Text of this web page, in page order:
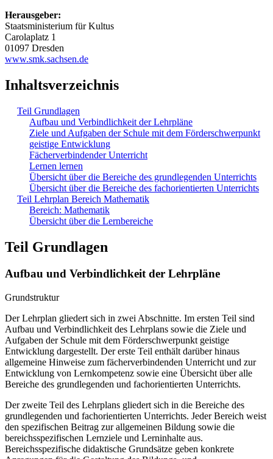
Herausgeber:
Staatsministerium für Kultus
Carolaplatz 1
01097 Dresden
www.smk.sachsen.de
Inhaltsverzeichnis
Teil Grundlagen
Aufbau und Verbindlichkeit der Lehrpläne
Ziele und Aufgaben der Schule mit dem Förderschwerpunkt
geistige Entwicklung
Fächerverbindender Unterricht
Lernen lernen
Übersicht über die Bereiche des grundlegenden Unterrichts
Übersicht über die Bereiche des fachorientierten Unterrichts
Teil Lehrplan Bereich Mathematik
Bereich: Mathematik
Übersicht über die Lernbereiche
Teil Grundlagen
Aufbau und Verbindlichkeit der Lehrpläne
Grundstruktur
Der Lehrplan gliedert sich in zwei Abschnitte. Im ersten Teil sind
Aufbau und Verbindlichkeit des Lehrplans sowie die Ziele und
Aufgaben der Schule mit dem Förderschwerpunkt geistige
Entwicklung dargestellt. Der erste Teil enthält darüber hinaus
allgemeine Hinweise zum fächerverbindenden Unterricht und zur
Entwicklung von Lernkompetenz sowie eine Übersicht über alle
Bereiche des grundlegenden und fachorientierten Unterrichts.
Der zweite Teil des Lehrplans gliedert sich in die Bereiche des
grundlegenden und fachorientierten Unterrichts. Jeder Bereich weist
den spezifischen Beitrag zur allgemeinen Bildung sowie die
bereichsspezifischen Lernziele und Lerninhalte aus.
Bereichsspezifische didaktische Grundsätze geben konkrete